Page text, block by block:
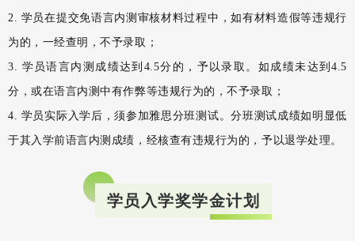
2. 学员在提交免语言内测审核材料过程中，如有材料造假等违规行
为的，一经查明，不予录取；
3. 学员语言内测成绩达到4.5分的，予以录取。如成绩未达到4.5
分，或在语言内测中有作弊等违规行为的，不予录取；
4. 学员实际入学后，须参加雅思分班测试。分班测试成绩如明显低
于其入学前语言内测成绩，经核查有违规行为的，予以退学处理。
学员入学奖学金计划